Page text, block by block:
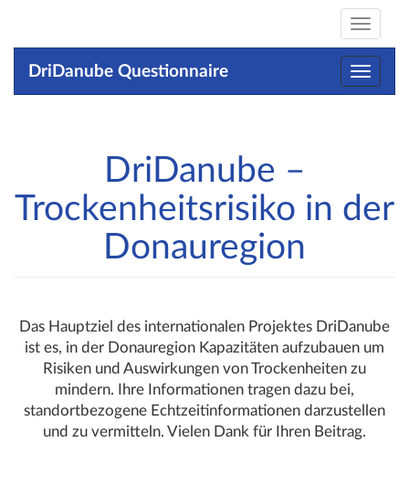
Toggle
Toggle
DriDanube Questionnaire
DriDanube –
Trockenheitsrisiko in der
Donauregion
Das Hauptziel des internationalen Projektes DriDanube
ist es, in der Donauregion Kapazitäten aufzubauen um
Risiken und Auswirkungen von Trockenheiten zu
mindern. Ihre Informationen tragen dazu bei,
standortbezogene Echtzeitinformationen darzustellen
und zu vermitteln. Vielen Dank für Ihren Beitrag.